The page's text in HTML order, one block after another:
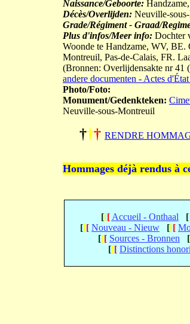
Naissance/Geboorte:
Décès/Overlijden: Neuville-
Grade/Régiment - Graad/
Plus d'infos/Meer info: Dochter
Woonde te Handzame, WV, BE.
Montreuil, Pas-de-Calais, FR.
(Bronnen: Overlijdensakte nr 41
andere documenten - Actes
Photo/Foto:
Monument/Gedenkteken:
Neuville-sous-Montreuil
††† RENDRE
Hommages déjà rendus à
[[[ Accueil - Onthaal [
[[[ Nouveau - Nieuw [[[
[[[ Sources - Bronnen [
[[[ Distinctions